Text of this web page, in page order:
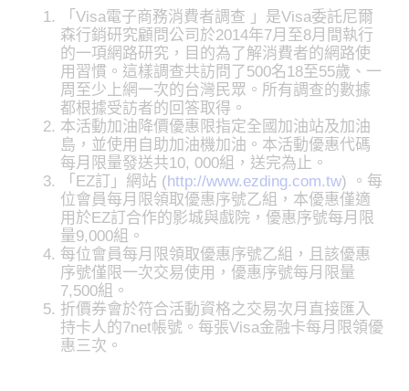
「Visa電子商務消費者調查 」是Visa委託尼爾
森行銷研究顧問公司於2014年7月至8月間執行
的一項網路研究，目的為了解消費者的網路使
用習慣。這樣調查共訪問了500名18至55歲、一
周至少上網一次的台灣民眾。所有調查的數據
都根據受訪者的回答取得。
本活動加油降價優惠限指定全國加油站及加油
島，並使用自助加油機加油。本活動優惠代碼
每月限量發送共10, 000組，送完為止。
「EZ訂」網站 ( http://www.ezding.com.tw) 。每
位會員每月限領取優惠序號乙組，本優惠僅適
用於EZ訂合作的影城與戲院，優惠序號每月限
量9,000組。
每位會員每月限領取優惠序號乙組，且該優惠
序號僅限一次交易使用，優惠序號每月限量
7,500組。
折價券會於符合活動資格之交易次月直接匯入
持卡人的7net帳號。每張Visa金融卡每月限領優
惠三次。